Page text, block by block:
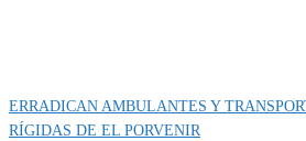
ERRADICAN AMBULANTES Y
RÍGIDAS DE EL PORVENIR